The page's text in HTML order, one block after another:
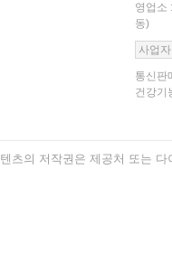
영업소
동)
사업
통신판
건강기
츠의 저작권은 제공처 또는